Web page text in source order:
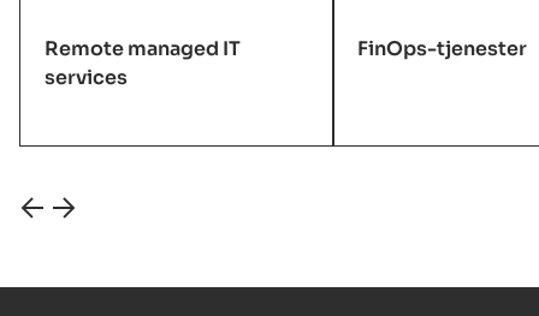
Remote managed IT
services
FinOps-tjenester